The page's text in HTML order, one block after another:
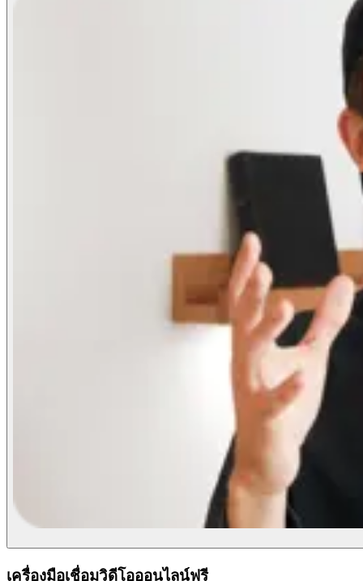
เครื่องมือเชื่อมวิดีโอออนไลน์ฟรี